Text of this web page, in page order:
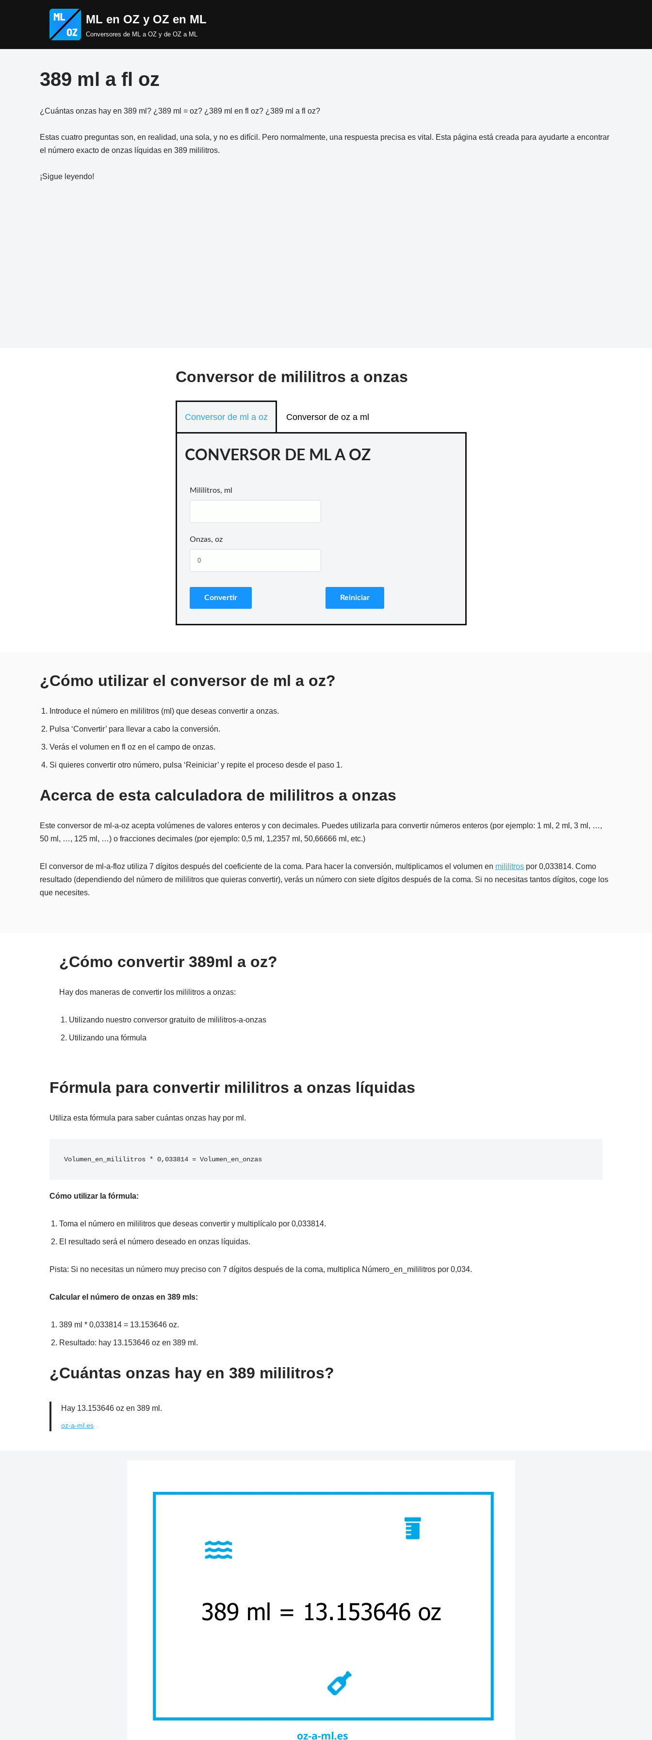
ML en OZ y OZ en ML
Conversores de ML a OZ y de OZ a ML
389 ml a fl oz
¿Cuántas onzas hay en 389 ml? ¿389 ml = oz? ¿389 ml en fl oz? ¿389 ml a fl oz?
Estas cuatro preguntas son, en realidad, una sola, y no es difícil. Pero normalmente, una respuesta precisa es vital. Esta página está creada para ayudarte a encontrar
el número exacto de onzas líquidas en 389 mililitros.
¡Sigue leyendo!
Conversor de mililitros a onzas
Conversor de ml a oz Conversor de oz a ml
CONVERSOR DE ML A OZ
Mililitros, ml
Onzas, oz
¿Cómo utilizar el conversor de ml a oz?
Introduce el número en mililitros (ml) que deseas convertir a onzas.
Pulsa ‘Convertir’ para llevar a cabo la conversión.
Verás el volumen en fl oz en el campo de onzas.
Si quieres convertir otro número, pulsa ‘Reiniciar’ y repite el proceso desde el paso 1.
Acerca de esta calculadora de mililitros a onzas
Este conversor de ml-a-oz acepta volúmenes de valores enteros y con decimales. Puedes utilizarla para convertir números enteros (por ejemplo: 1 ml, 2 ml, 3 ml, …,
50 ml, …, 125 ml, …) o fracciones decimales (por ejemplo: 0,5 ml, 1,2357 ml, 50,66666 ml, etc.)
El conversor de ml-a-floz utiliza 7 dígitos después del coeficiente de la coma. Para hacer la conversión, multiplicamos el volumen en mililitros por 0,033814. Como
resultado (dependiendo del número de mililitros que quieras convertir), verás un número con siete dígitos después de la coma. Si no necesitas tantos dígitos, coge los
que necesites.
¿Cómo convertir 389ml a oz?
Hay dos maneras de convertir los mililitros a onzas:
Utilizando nuestro conversor gratuito de mililitros-a-onzas
Utilizando una fórmula
Fórmula para convertir mililitros a onzas líquidas
Utiliza esta fórmula para saber cuántas onzas hay por ml.
Volumen_en_mililitros * 0,033814 = Volumen_en_onzas
Cómo utilizar la fórmula:
Toma el número en mililitros que deseas convertir y multiplícalo por 0,033814.
El resultado será el número deseado en onzas líquidas.
Pista: Si no necesitas un número muy preciso con 7 dígitos después de la coma, multiplica Número_en_mililitros por 0,034.
Calcular el número de onzas en 389 mls:
389 ml * 0,033814 = 13.153646 oz.
Resultado: hay 13.153646 oz en 389 ml.
¿Cuántas onzas hay en 389 mililitros?
Hay 13.153646 oz en 389 ml.
oz-a-ml.es